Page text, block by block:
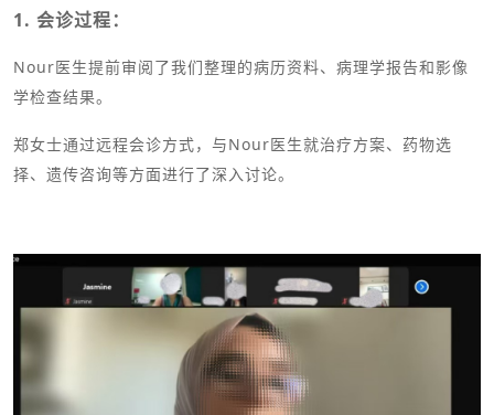
1. 会诊过程：
Nour医生提前审阅了我们整理的病历资料、病理学报告和影像
学检查结果。
郑女士通过远程会诊方式，与Nour医生就治疗方案、药物选
择、遗传咨询等方面进行了深入讨论。